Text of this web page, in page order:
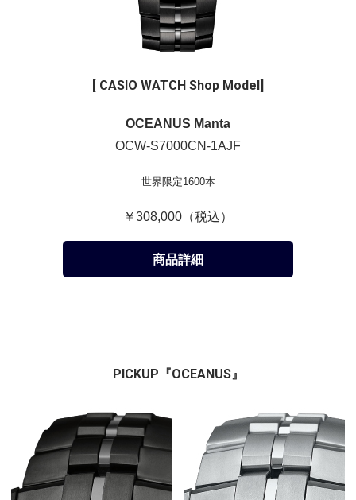
[ CASIO WATCH Shop Model]
OCEANUS Manta
OCW-S7000CN-1AJF
世界限定1600本
￥308,000（税込）
商品詳細
PICKUP『OCEANUS』